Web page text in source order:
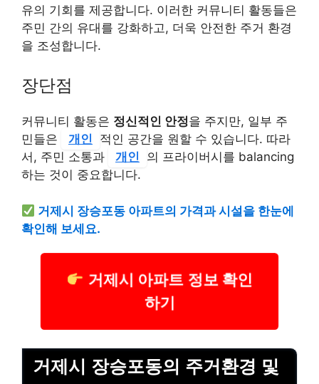
유의 기회를 제공합니다. 이러한 커뮤니티 활동들은
주민 간의 유대를 강화하고, 더욱 안전한 주거 환경
을 조성합니다.
장단점
커뮤니티 활동은 정신적인 안정을 주지만, 일부 주
민들은
개인
적인 공간을 원할 수 있습니다. 따라
서, 주민 소통과
개인
의 프라이버시를 balancing
하는 것이 중요합니다.
거제시 장승포동 아파트의 가격과 시설을 한눈에
확인해 보세요.
거제시 아파트 정보 확인
하기
거제시 장승포동의 주거환경 및